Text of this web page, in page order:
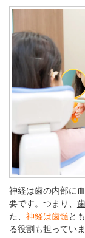
神経は歯の内部に
要です。つまり、
た、 神経は歯髄と
る役割も担っていま